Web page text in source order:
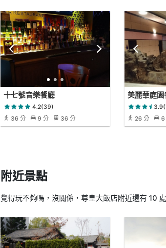
十七號音樂餐廳
4.2(39)
36 分
9 分 36 分
美麗華庭園
26 分
6
附近景點
覺得玩不夠嗎，沒關係，尊皇大飯店附近還有 10